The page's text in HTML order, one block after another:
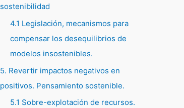
sostenibilidad
4.1 Legislación, mecanismos para
compensar los desequilibrios de
modelos insostenibles.
5. Revertir impactos negativos en
positivos. Pensamiento sostenible.
5.1 Sobre-explotación de recursos.